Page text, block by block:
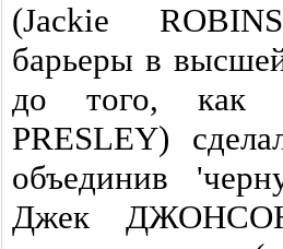
(Jackie
барьеры в
до того, как
PRESLEY)
объединив
Джек